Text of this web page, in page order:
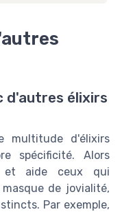
d'autres élixirs
multitude d'élixirs
spécificité. Alors
et aide ceux qui
de jovialité,
Par exemple,